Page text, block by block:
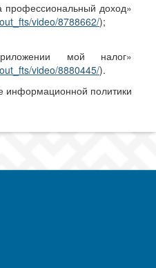
профессиональный доход»
video/8788662/);
мой налог»
video/8880445/).
информационной политики